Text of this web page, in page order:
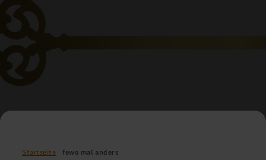
Startseite fewo mal anders